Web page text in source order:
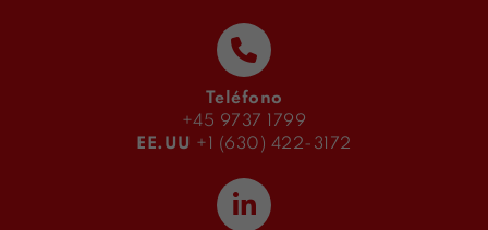
Teléfono
+45 9737 1799
EE.UU +1 (630) 422-3172